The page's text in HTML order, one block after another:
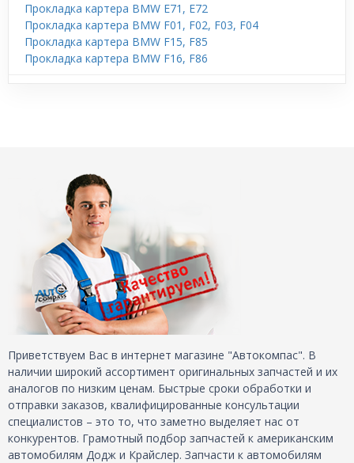
Прокладка картера BMW E71, E72
Прокладка картера BMW F01, F02, F03, F04
Прокладка картера BMW F15, F85
Прокладка картера BMW F16, F86
Приветствуем Вас в интернет магазине "Автокомпас". В
наличии широкий ассортимент оригинальных запчастей и их
аналогов по низким ценам. Быстрые сроки обработки и
отправки заказов, квалифицированные консультации
специалистов – это то, что заметно выделяет нас от
конкурентов. Грамотный подбор запчастей к американским
автомобилям Додж и Крайслер. Запчасти к автомобилям